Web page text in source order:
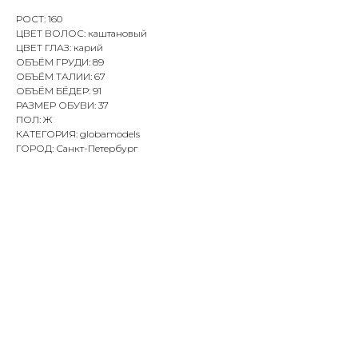
РОСТ: 160
ЦВЕТ ВОЛОС: каштановый
ЦВЕТ ГЛАЗ: карий
ОБЪЁМ ГРУДИ: 89
ОБЪЁМ ТАЛИИ: 67
ОБЪЁМ БЁДЕР: 91
РАЗМЕР ОБУВИ: 37
ПОЛ: Ж
КАТЕГОРИЯ: globamodels
ГОРОД: Санкт-Петербург